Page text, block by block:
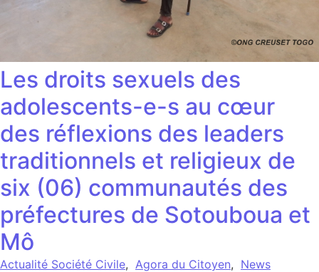
Les droits sexuels des
adolescents-e-s au cœur
des réflexions des leaders
traditionnels et religieux de
six (06) communautés des
préfectures de Sotouboua et
Mô
Actualité Société Civile, Agora du Citoyen, News